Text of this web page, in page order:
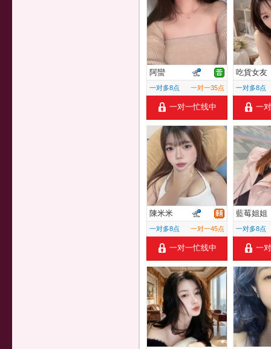
阿蠻
一对多8点 一对一35点
一对一忙线中
吃貨女友
一对多8点
一
陳米米
一对多8点 一对一45点
一对一忙线中
藍莓姐姐
一对多8点
一